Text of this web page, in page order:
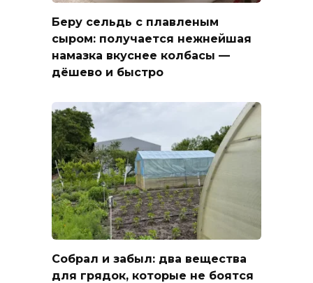
Беру сельдь с плавленым
сыром: получается нежнейшая
намазка вкуснее колбасы —
дёшево и быстро
Собрал и забыл: два вещества
для грядок, которые не боятся